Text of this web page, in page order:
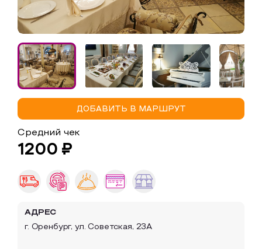
Образовательный туризм
Маршруты от экскурсоводов
Все маршруты
Доступная среда
ДОБАВИТЬ В МАРШРУТ
Средний чек
1200 ₽
АДРЕС
г. Оренбург, ул. Советская, 23А